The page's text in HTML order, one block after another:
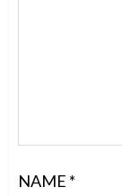
NAME *